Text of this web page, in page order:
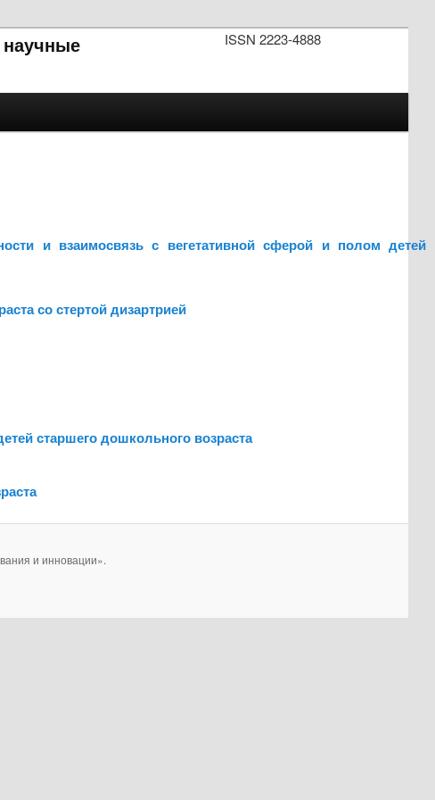
ISSN 2223-4888
и взаимосвязь с вегетативной сферой и полом детей
со стертой дизартрией
старшего дошкольного возраста
и инновации».